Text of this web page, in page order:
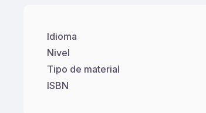
Idioma
Nivel
Tipo de material
ISBN